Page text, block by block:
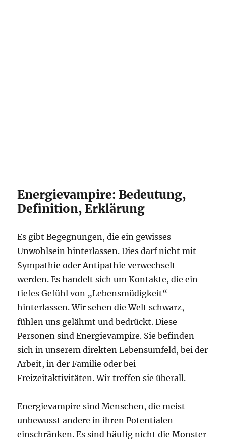
Energievampire: Bedeutung,
Definition, Erklärung
Es gibt Begegnungen, die ein gewisses
Unwohlsein hinterlassen. Dies darf nicht mit
Sympathie oder Antipathie verwechselt
werden. Es handelt sich um Kontakte, die ein
tiefes Gefühl von „Lebensmüdigkeit“
hinterlassen. Wir sehen die Welt schwarz,
fühlen uns gelähmt und bedrückt. Diese
Personen sind Energievampire. Sie befinden
sich in unserem direkten Lebensumfeld, bei der
Arbeit, in der Familie oder bei
Freizeitaktivitäten. Wir treffen sie überall.
Energievampire sind Menschen, die meist
unbewusst andere in ihren Potentialen
einschränken. Es sind häufig nicht die Monster